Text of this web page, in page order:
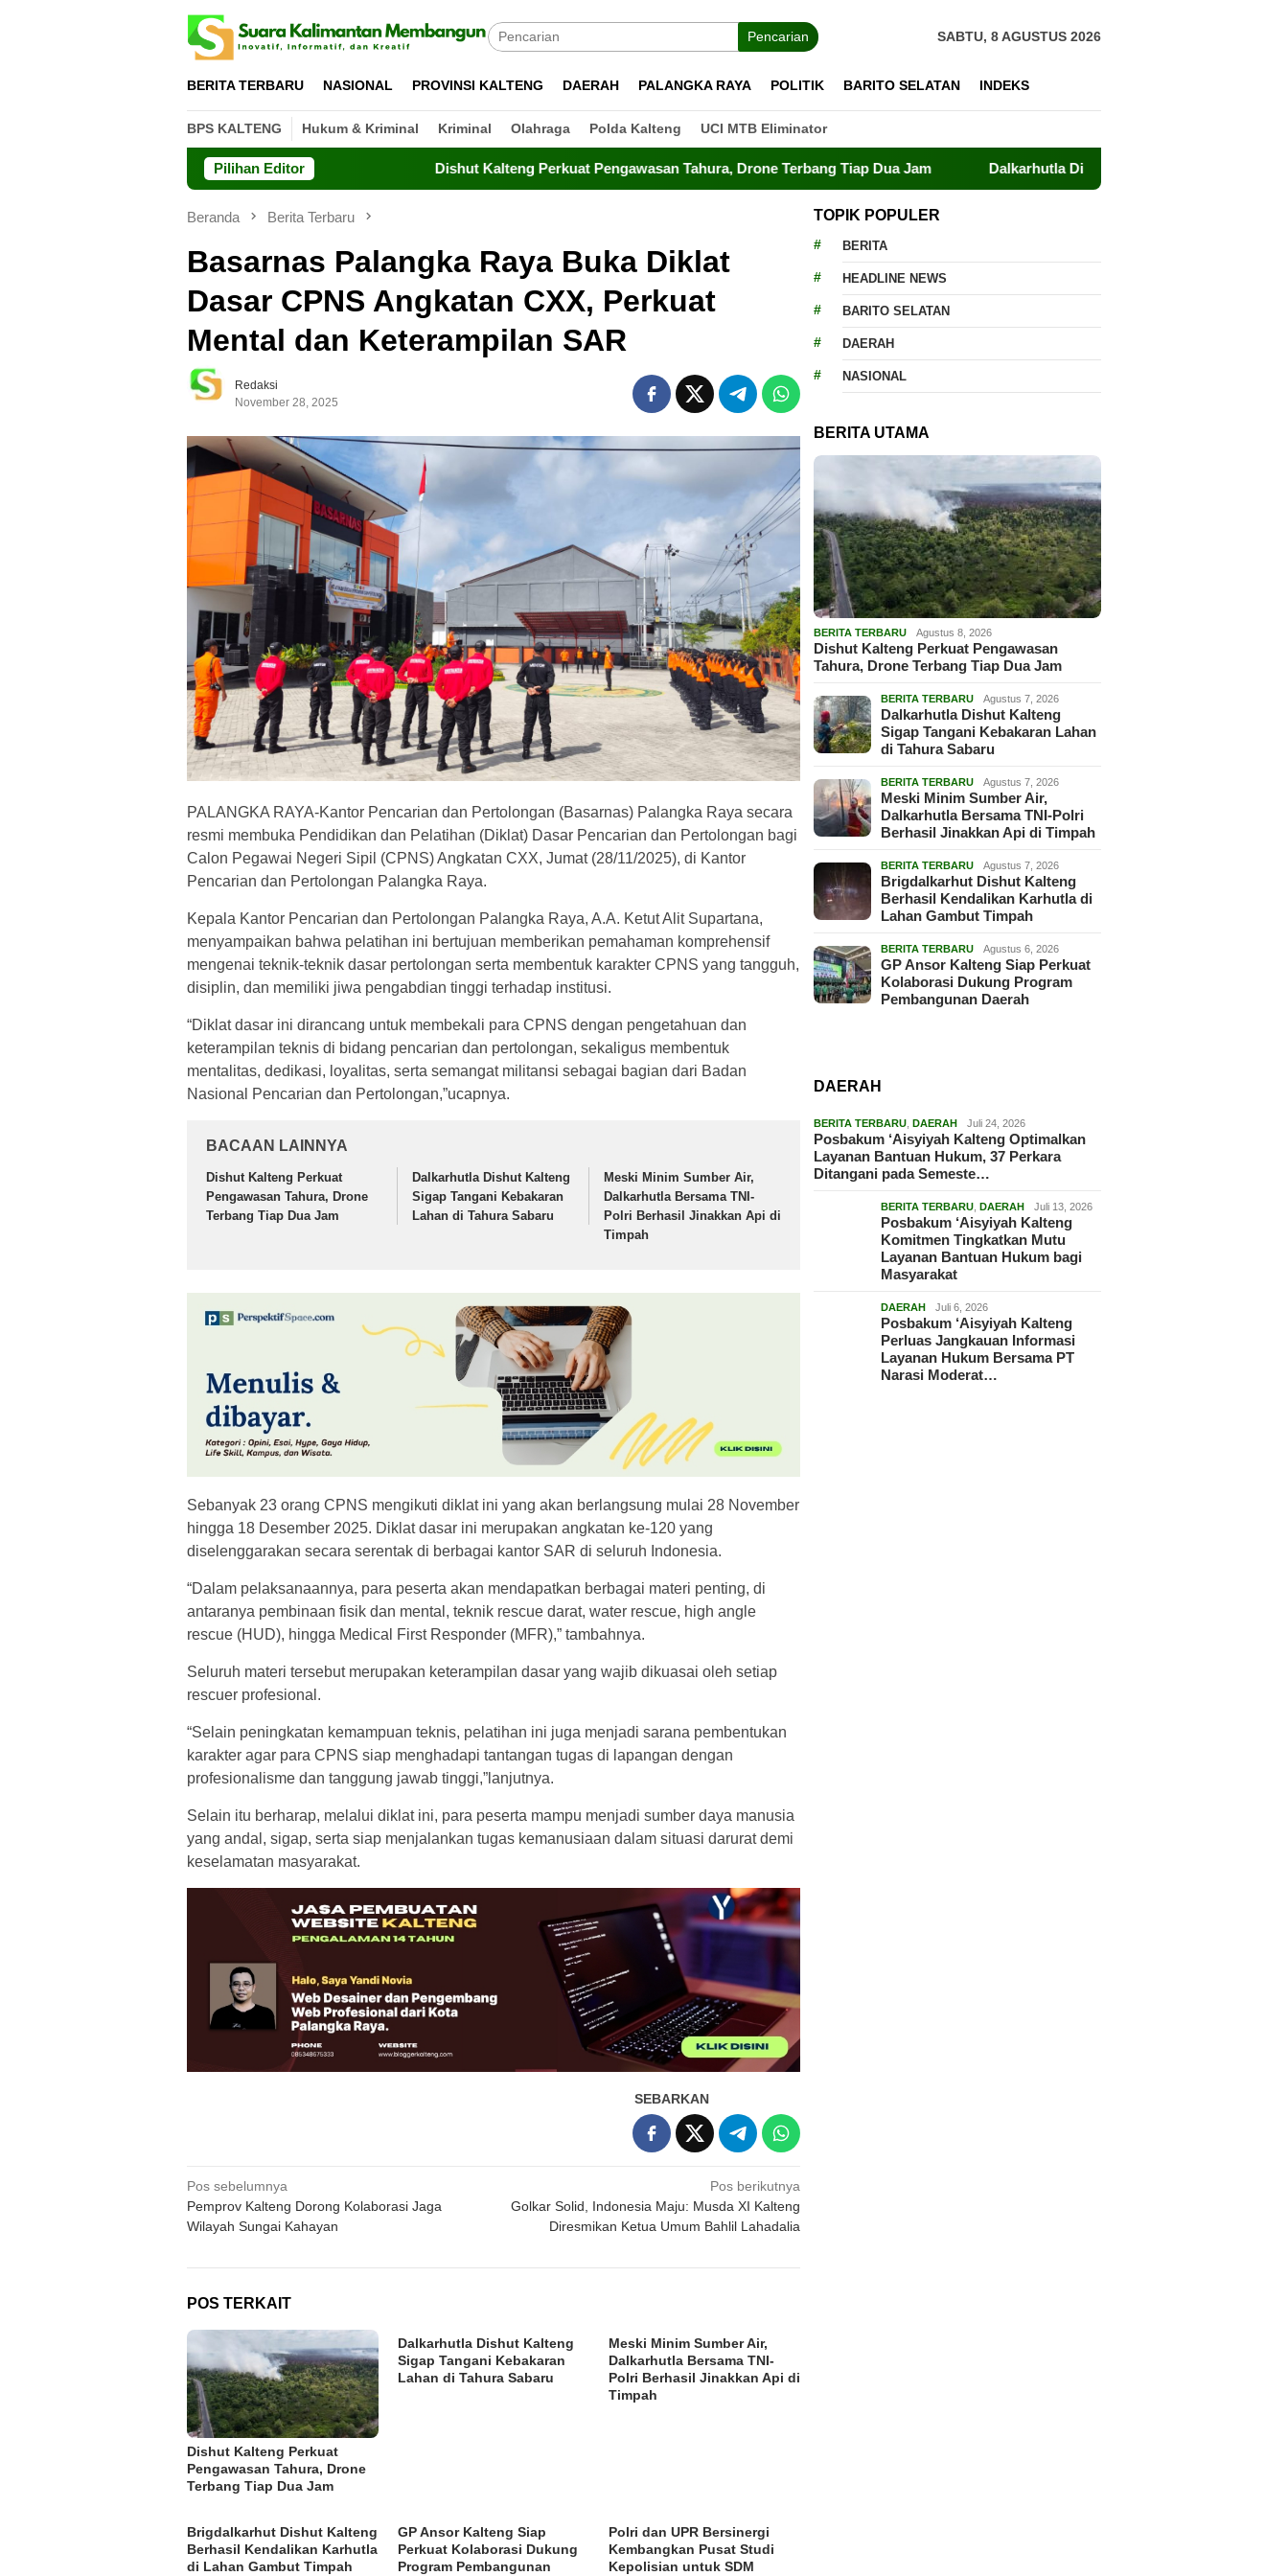
Pencarian SABTU, 8 AGUSTUS 2026
BERITA TERBARU NASIONAL PROVINSI KALTENG DAERAH PALANGKA RAYA POLITIK BARITO SELATAN INDEKS
BPS KALTENG Hukum & Kriminal Kriminal Olahraga Polda Kalteng UCI MTB Eliminator
Pilihan Editor Dishut Kalteng Perkuat Pengawasan Tahura, Drone Terbang Tiap Dua Jam Dalkarhutla Dishut Kalteng Sigap Tangani Kebakaran
Beranda Berita Terbaru
Basarnas Palangka Raya Buka Diklat
Dasar CPNS Angkatan CXX, Perkuat
Mental dan Keterampilan SAR
Redaksi
November 28, 2025
PALANGKA RAYA-Kantor Pencarian dan Pertolongan (Basarnas) Palangka Raya secara
resmi membuka Pendidikan dan Pelatihan (Diklat) Dasar Pencarian dan Pertolongan bagi
Calon Pegawai Negeri Sipil (CPNS) Angkatan CXX, Jumat (28/11/2025), di Kantor
Pencarian dan Pertolongan Palangka Raya.
Kepala Kantor Pencarian dan Pertolongan Palangka Raya, A.A. Ketut Alit Supartana,
menyampaikan bahwa pelatihan ini bertujuan memberikan pemahaman komprehensif
mengenai teknik-teknik dasar pertolongan serta membentuk karakter CPNS yang tangguh,
disiplin, dan memiliki jiwa pengabdian tinggi terhadap institusi.
“Diklat dasar ini dirancang untuk membekali para CPNS dengan pengetahuan dan
keterampilan teknis di bidang pencarian dan pertolongan, sekaligus membentuk
mentalitas, dedikasi, loyalitas, serta semangat militansi sebagai bagian dari Badan
Nasional Pencarian dan Pertolongan,”ucapnya.
BACAAN LAINNYA
Dishut Kalteng Perkuat
Pengawasan Tahura, Drone
Terbang Tiap Dua Jam
Dalkarhutla Dishut Kalteng
Sigap Tangani Kebakaran
Lahan di Tahura Sabaru
Meski Minim Sumber Air,
Dalkarhutla Bersama TNI-
Polri Berhasil Jinakkan Api di
Timpah
Sebanyak 23 orang CPNS mengikuti diklat ini yang akan berlangsung mulai 28 November
hingga 18 Desember 2025. Diklat dasar ini merupakan angkatan ke-120 yang
diselenggarakan secara serentak di berbagai kantor SAR di seluruh Indonesia.
“Dalam pelaksanaannya, para peserta akan mendapatkan berbagai materi penting, di
antaranya pembinaan fisik dan mental, teknik rescue darat, water rescue, high angle
rescue (HUD), hingga Medical First Responder (MFR),” tambahnya.
Seluruh materi tersebut merupakan keterampilan dasar yang wajib dikuasai oleh setiap
rescuer profesional.
“Selain peningkatan kemampuan teknis, pelatihan ini juga menjadi sarana pembentukan
karakter agar para CPNS siap menghadapi tantangan tugas di lapangan dengan
profesionalisme dan tanggung jawab tinggi,”lanjutnya.
Selain itu berharap, melalui diklat ini, para peserta mampu menjadi sumber daya manusia
yang andal, sigap, serta siap menjalankan tugas kemanusiaan dalam situasi darurat demi
keselamatan masyarakat.
SEBARKAN
Navigasi
pos
Pos sebelumnya
Pemprov Kalteng Dorong Kolaborasi Jaga
Wilayah Sungai Kahayan
Pos berikutnya
Golkar Solid, Indonesia Maju: Musda XI Kalteng
Diresmikan Ketua Umum Bahlil Lahadalia
POS TERKAIT
Dishut Kalteng Perkuat
Pengawasan Tahura, Drone
Terbang Tiap Dua Jam
Dalkarhutla Dishut Kalteng
Sigap Tangani Kebakaran
Lahan di Tahura Sabaru
Meski Minim Sumber Air,
Dalkarhutla Bersama TNI-
Polri Berhasil Jinakkan Api di
Timpah
Brigdalkarhut Dishut Kalteng
Berhasil Kendalikan Karhutla
di Lahan Gambut Timpah
GP Ansor Kalteng Siap
Perkuat Kolaborasi Dukung
Program Pembangunan
Polri dan UPR Bersinergi
Kembangkan Pusat Studi
Kepolisian untuk SDM
TOPIK POPULER
BERITA
HEADLINE NEWS
BARITO SELATAN
DAERAH
NASIONAL
BERITA UTAMA
BERITA TERBARU Agustus 8, 2026
Dishut Kalteng Perkuat Pengawasan
Tahura, Drone Terbang Tiap Dua Jam
BERITA TERBARU Agustus 7, 2026
Dalkarhutla Dishut Kalteng
Sigap Tangani Kebakaran Lahan
di Tahura Sabaru
BERITA TERBARU Agustus 7, 2026
Meski Minim Sumber Air,
Dalkarhutla Bersama TNI-Polri
Berhasil Jinakkan Api di Timpah
BERITA TERBARU Agustus 7, 2026
Brigdalkarhut Dishut Kalteng
Berhasil Kendalikan Karhutla di
Lahan Gambut Timpah
BERITA TERBARU Agustus 6, 2026
GP Ansor Kalteng Siap Perkuat
Kolaborasi Dukung Program
Pembangunan Daerah
DAERAH
BERITA TERBARU ,DAERAH Juli 24, 2026
Posbakum ‘Aisyiyah Kalteng Optimalkan
Layanan Bantuan Hukum, 37 Perkara
Ditangani pada Semeste…
BERITA TERBARU ,DAERAH Juli 13, 2026
Posbakum ‘Aisyiyah Kalteng
Komitmen Tingkatkan Mutu
Layanan Bantuan Hukum bagi
Masyarakat
DAERAH Juli 6, 2026
Posbakum ‘Aisyiyah Kalteng
Perluas Jangkauan Informasi
Layanan Hukum Bersama PT
Narasi Moderat…